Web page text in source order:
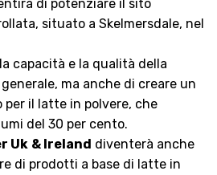
di potenziare il sito
situato a Skelmersdale, nel
capacità e la qualità della
ma anche di creare un
per il latte in polvere, che
del 30 per cento.
Uk & Ireland diventerà anche
di prodotti a base di latte in